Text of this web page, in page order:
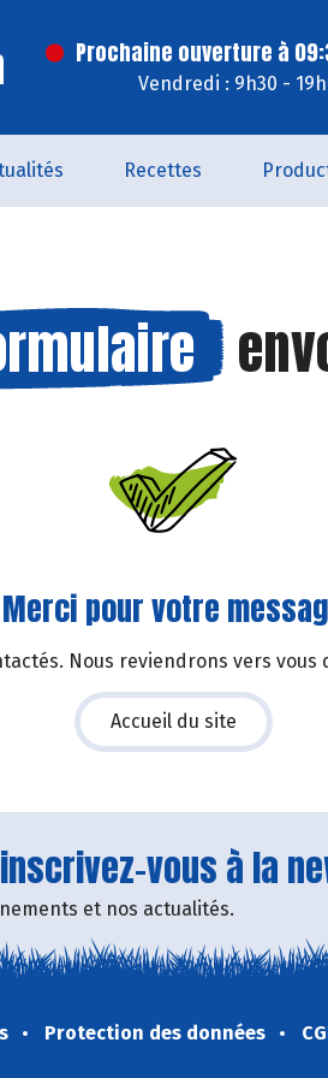
Prochaine ouverture à
Vendredi : 9h30 -
Recettes
Merci pour votre
Nous reviendrons vers vous
Accueil du site
vous à la
et nos actualités.
Protection des données